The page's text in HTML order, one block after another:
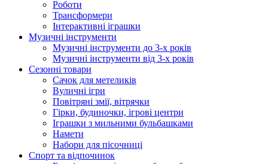
Роботи
Трансформери
Інтерактивні іграшки
Музичні інструменти
Музичні інструменти до 3-х років
Музичні інструменти від 3-х років
Сезонні товари
Сачок для метеликів
Вуличні ігри
Повітряні змії, вітрячки
Гірки, будиночки, ігрові центри
Іграшки з мильними бульбашками
Намети
Набори для пісочниці
Спорт та відпочинок